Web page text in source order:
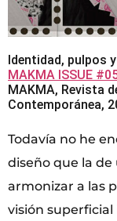
Identidad, pulpos
MAKMA ISSUE
MAKMA, Revista
Contemporánea,
Todavía no he
diseño que la
armonizar a las
visión